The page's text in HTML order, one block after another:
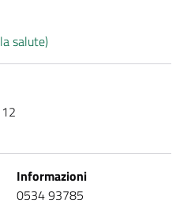
salute)
Informazioni
0534 93785